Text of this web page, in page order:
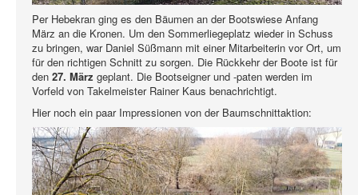
Per Hebekran ging es den Bäumen an der Bootswiese Anfang
März an die Kronen. Um den Sommerliegeplatz wieder in Schuss
zu bringen, war Daniel Süßmann mit einer Mitarbeiterin vor Ort, um
für den richtigen Schnitt zu sorgen. Die Rückkehr der Boote ist für
den 27. März geplant. Die Bootseigner und -paten werden im
Vorfeld von Takelmeister Rainer Kaus benachrichtigt.
Hier noch ein paar Impressionen von der Baumschnittaktion: